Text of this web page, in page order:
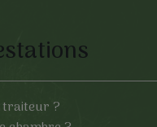
traiteur ?